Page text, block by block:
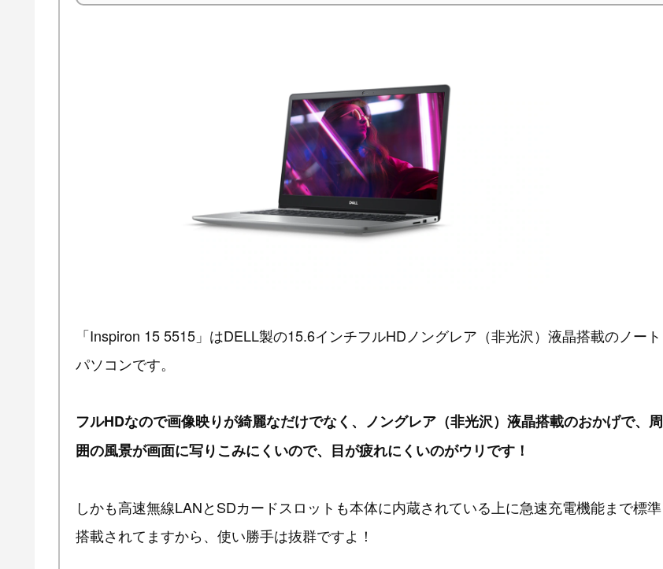
「Inspiron 15 5515」はDELL製の15.6インチフルHDノングレア（非光沢）液晶搭載のノート
パソコンです。
フルHDなので画像映りが綺麗なだけでなく、ノングレア（非光沢）液晶搭載のおかげで、周
囲の風景が画面に写りこみにくいので、目が疲れにくいのがウリです！
しかも高速無線LANとSDカードスロットも本体に内蔵されている上に急速充電機能まで標準
搭載されてますから、使い勝手は抜群ですよ！